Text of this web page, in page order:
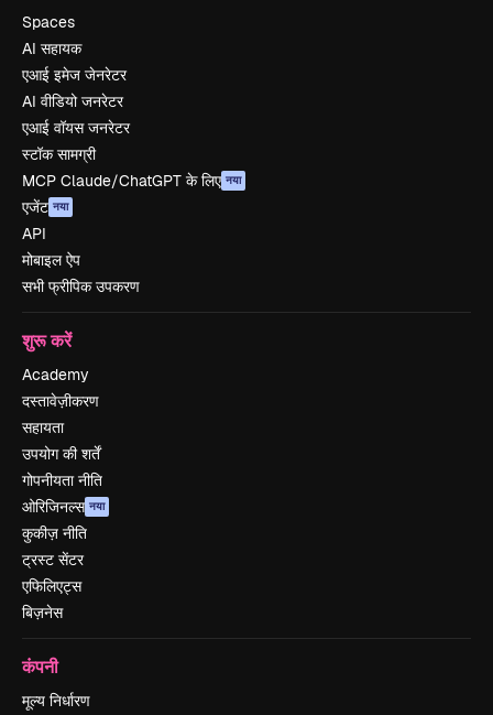
Spaces
AI सहायक
एआई इमेज जेनरेटर
AI वीडियो जनरेटर
एआई वॉयस जनरेटर
स्टॉक सामग्री
MCP Claude/ChatGPT के लिए नया
एजेंट नया
API
मोबाइल ऐप
सभी फ्रीपिक उपकरण
शुरू करें
Academy
दस्तावेज़ीकरण
सहायता
उपयोग की शर्तें
गोपनीयता नीति
ओरिजिनल्स नया
कुकीज़ नीति
ट्रस्ट सेंटर
एफिलिएट्स
बिज़नेस
कंपनी
मूल्य निर्धारण